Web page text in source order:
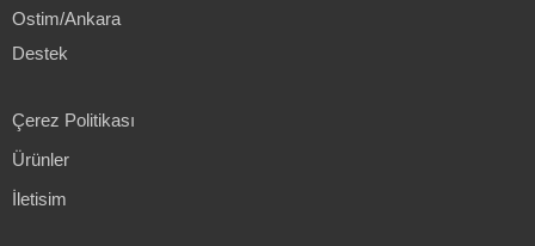
Ostim/Ankara
Destek
Çerez Politikası
Ürünler
İletisim